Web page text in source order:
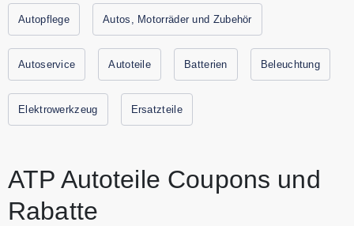
600.000 neue Pkw Teile zu günstigen Preisen in
Originalteile Qualität verfügbar. Sparen Sie jetzt durch
Gutscheine.codes mit den aktuellen Gutscheinen und
Autopflege Autos, Motorräder und Zubehör
Autoservice Autoteile Batterien Beleuchtung
Elektrowerkzeug Ersatzteile
ATP Autoteile Coupons und
Rabatte